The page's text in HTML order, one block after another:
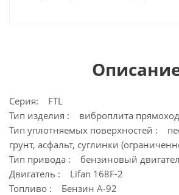
Серия: FTL
Тип изделия : виброплита
Тип уплотняемых поверхностей :
грунт, асфальт, суглинки
Тип привода : бензиновый
Двигатель : Lifan 168F-2
Топливо : Бензин А-92